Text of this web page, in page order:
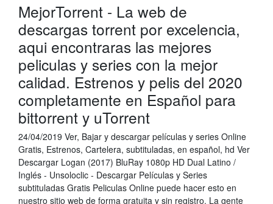
MejorTorrent - La web de
descargas torrent por excelencia,
aqui encontraras las mejores
peliculas y series con la mejor
calidad. Estrenos y pelis del 2020
completamente en Español para
bittorrent y uTorrent
24/04/2019 Ver, Bajar y descargar películas y series Online
Gratis, Estrenos, Cartelera, subtituladas, en español, hd Ver
Descargar Logan (2017) BluRay 1080p HD Dual Latino /
Inglés - Unsoloclic - Descargar Películas y Series
subtituladas Gratis Peliculas Online puede hacer esto en
nuestro sitio web de forma gratuita y sin registro. La gente